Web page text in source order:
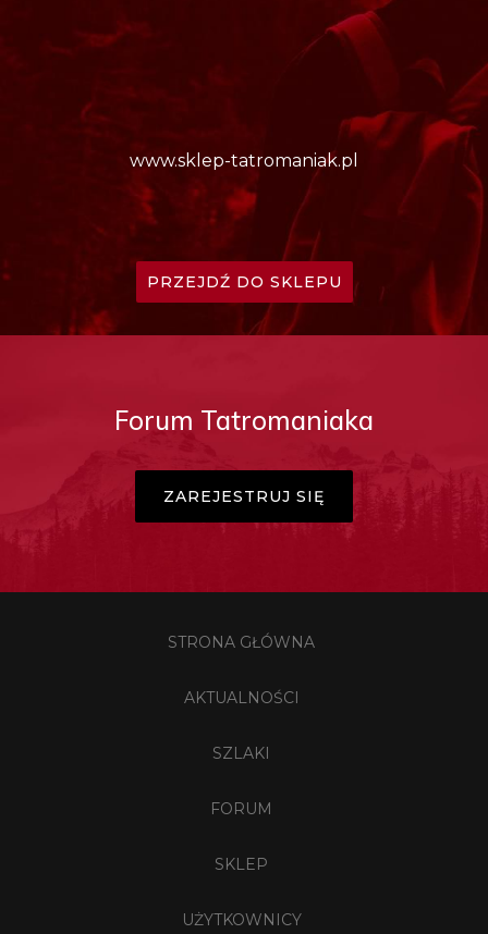
www.sklep-tatromaniak.pl
PRZEJDŹ DO SKLEPU
Forum Tatromaniaka
ZAREJESTRUJ SIĘ
STRONA GŁÓWNA
AKTUALNOŚCI
SZLAKI
FORUM
SKLEP
UŻYTKOWNICY